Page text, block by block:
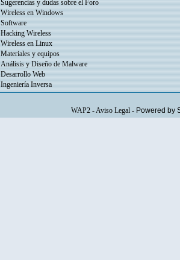
Sugerencias y dudas sobre el Foro
Wireless en Windows
Software
Hacking Wireless
Wireless en Linux
Materiales y equipos
Análisis y Diseño de Malware
Desarrollo Web
Ingeniería Inversa
WAP2-Aviso Legal- Powered by